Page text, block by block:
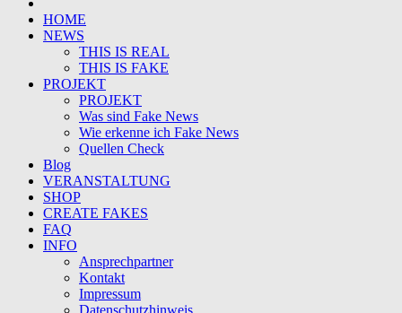
HOME
NEWS
THIS IS REAL
THIS IS FAKE
PROJEKT
PROJEKT
Was sind Fake News
Wie erkenne ich Fake News
Quellen Check
Blog
VERANSTALTUNG
SHOP
CREATE FAKES
FAQ
INFO
Ansprechpartner
Kontakt
Impressum
Datenschutzhinweis